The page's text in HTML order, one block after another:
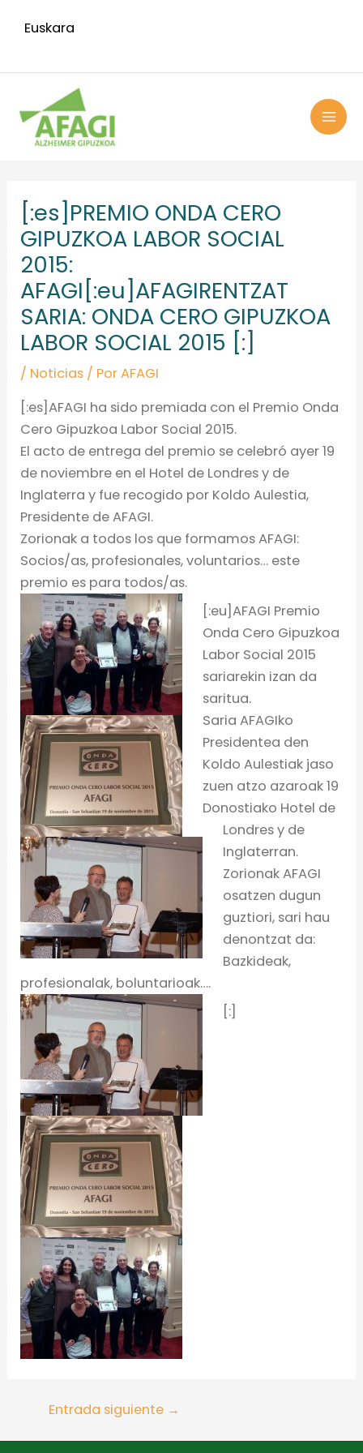
Euskara
[:es]PREMIO ONDA CERO
GIPUZKOA LABOR SOCIAL
2015:
AFAGI[:eu]AFAGIRENTZAT
SARIA: ONDA CERO GIPUZKOA
LABOR SOCIAL 2015 [:]
/ Noticias / PorAFAGI
[:es]AFAGI ha sido premiada con el Premio Onda
Cero Gipuzkoa Labor Social 2015.
El acto de entrega del premio se celebró ayer 19
de noviembre en el Hotel de Londres y de
Inglaterra y fue recogido por Koldo Aulestia,
Presidente de AFAGI.
Zorionak a todos los que formamos AFAGI:
Socios/as, profesionales, voluntarios… este
premio es para todos/as.
[:eu]AFAGI Premio
Onda Cero Gipuzkoa
Labor Social 2015
sariarekin izan da
saritua.
Saria AFAGIko
Presidentea den
Koldo Aulestiak jaso
zuen atzo azaroak 19
Donostiako Hotel de
Londres y de
Inglaterran.
Zorionak AFAGI
osatzen dugun
guztiori, sari hau
denontzat da:
Bazkideak,
profesionalak, boluntarioak….
[:]
entradas
Entrada siguiente →